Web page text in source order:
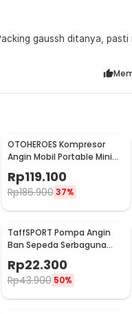
gaussh ditanya, pasti
OTOHEROES Kompresor
Angin Mobil Portable Mini
Rp119.100
Rp186.900 37%
TaffSPORT Pompa Angin
Ban Sepeda Serbaguna
Portable Pump 95 PSI -
PM60
Rp22.300
Rp43.900 50%